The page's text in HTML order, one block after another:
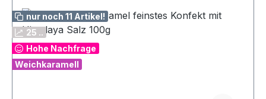
nur noch 11 Artikel!
25 ..
Hohe Nachfrage
Weichkaramell